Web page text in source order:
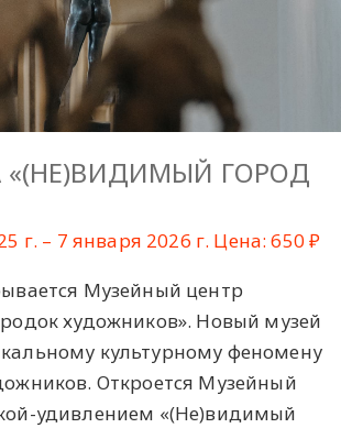
«(НЕ)ВИДИМЫЙ ГОРОД
г. – 7 января 2026 г. Цена: 650 ₽
Музейный центр
художников». Новый музей
культурному феномену
Откроется Музейный
удивлением «(Не)видимый